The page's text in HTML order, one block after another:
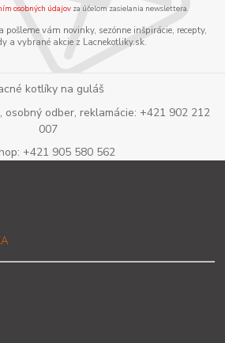
osobných údajov za účelom zasielania newslettera.
vám novinky, sezónne inšpirácie, recepty,
a vybrané akcie z Lacnekotliky.sk.
kotlíky na guláš
osobný odber, reklamácie: +421 902 212
007
+421 905 580 562